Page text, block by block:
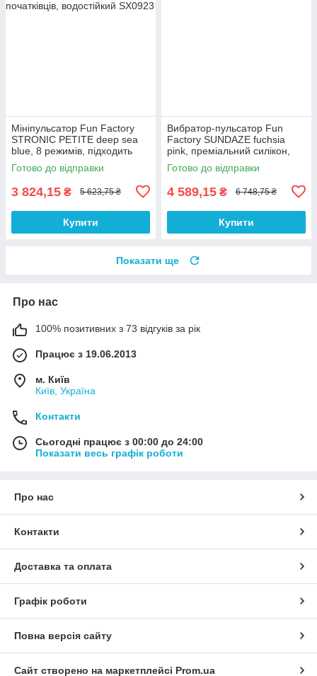
Мініпульсатор Fun Factory
STRONIC PETITE deep sea
blue, 8 режимів, підходить
для початківців, водостійкий
Готово до відправки
3 824,15 ₴ 5 623,75 ₴
Купити
Вибратор-пульсатор Fun
Factory SUNDAZE fuchsia
pink, преміальний силікон,
повна водостійкість
Готово до відправки
4 589,15 ₴ 6 748,75 ₴
Купити
Показати ще
Про нас
100% позитивних з 73 відгуків за рік
Працює з 19.06.2013
м. Київ
Київ, Україна
Контакти
Сьогодні працює з 00:00 до 24:00
Показати весь графік роботи
Про нас
Контакти
Доставка та оплата
Графік роботи
Повна версія сайту
Сайт створено на маркетплейсі Prom.ua